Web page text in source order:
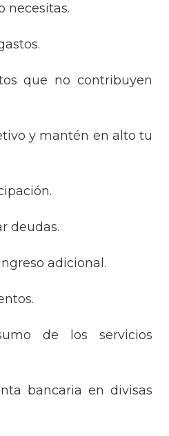
necesitas.
que no contribuyen
y mantén en alto tu
deudas.
adicional.
de los servicios
bancaria en divisas